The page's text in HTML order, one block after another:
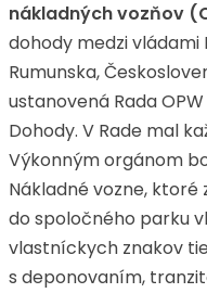
nákladných vozňov
dohody medzi vládami
Rumunska,
ustanovená Rada
Dohody. V Rade mal
Výkonným orgánom
Nákladné vozne,
do spoločného parku
vlastníckych znakov
s deponovaním,